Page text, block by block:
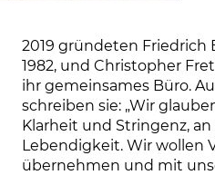
2019 gründeten Friedrich
1982, und Christopher
ihr gemeinsames Büro.
schreiben sie: „Wir
Klarheit und Stringenz,
Lebendigkeit. Wir wollen
übernehmen und mit